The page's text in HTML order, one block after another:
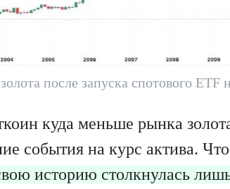
после запуска спотового
куда меньше рынка
события на курс актива.
историю столкнулась